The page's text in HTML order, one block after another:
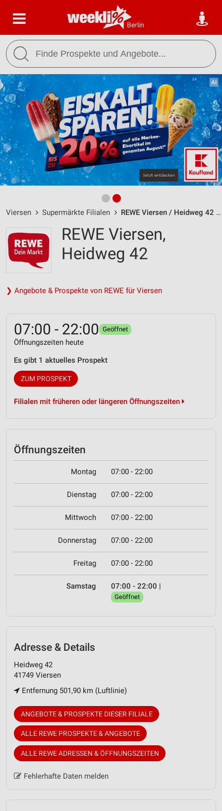
Berlin
Viersen Supermärkte Filialen REWE Viersen / Heidweg 42 - Öffnungszeiten & Adresse
REWE Viersen,
Heidweg 42
❯ Angebote & Prospekte von REWE für Viersen
07:00 - 22:00 Geöffnet
Öffnungszeiten heute
Es gibt 1 aktuelles Prospekt
ZUM PROSPEKT
Filialen mit früheren oder längeren Öffnungszeiten
Öffnungszeiten
Montag 07:00 - 22:00
Dienstag 07:00 - 22:00
Mittwoch 07:00 - 22:00
Donnerstag 07:00 - 22:00
Freitag 07:00 - 22:00
Samstag 07:00 - 22:00 |
Geöffnet
Adresse & Details
Heidweg 42
41749 Viersen
Entfernung 501,90 km (Luftlinie)
ANGEBOTE & PROSPEKTE DIESER FILIALE
ALLE REWE PROSPEKTE & ANGEBOTE
ALLE REWE ADRESSEN & ÖFFNUNGSZEITEN
Fehlerhafte Daten melden